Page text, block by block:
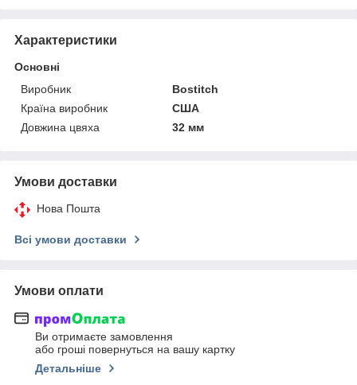
Характеристики
Основні
Виробник
Bostitch
Країна виробник
США
Довжина цвяха
32 мм
Умови доставки
Нова Пошта
Всі умови доставки
Умови оплати
Ви отримаєте замовлення
або гроші повернуться на вашу картку
Детальніше